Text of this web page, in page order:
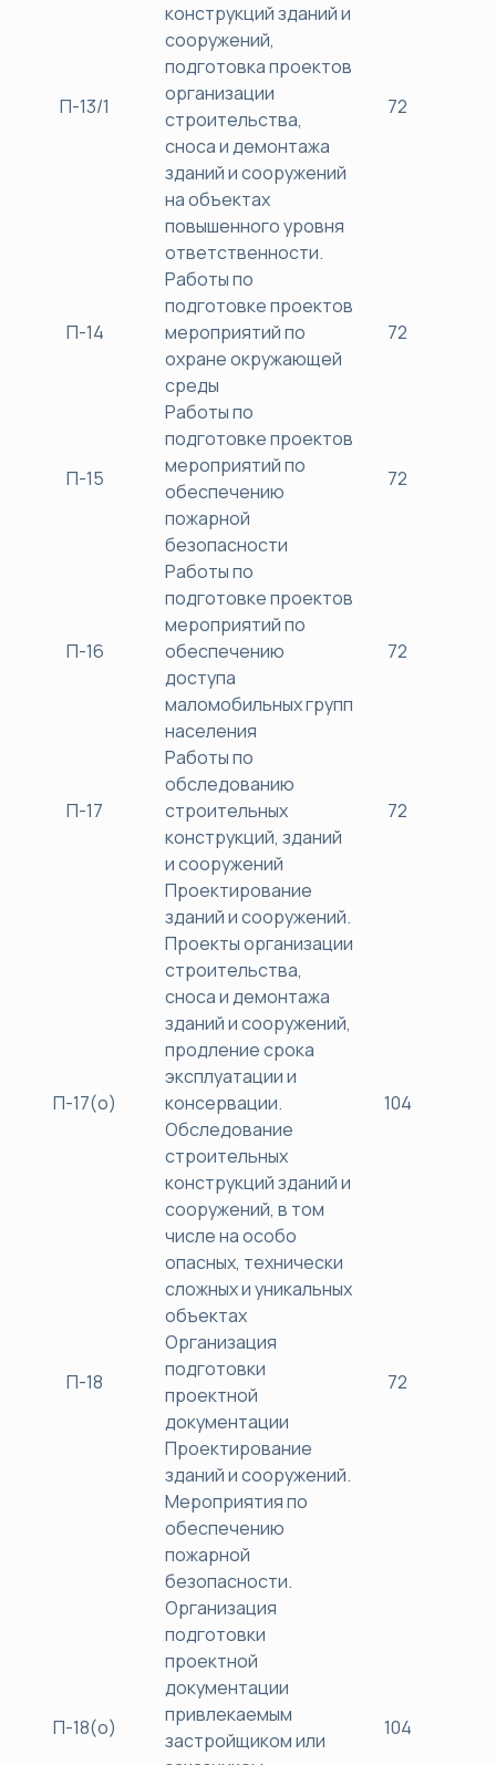
П-13/1
конструкций зданий и
сооружений,
подготовка проектов
организации
строительства,
сноса и демонтажа
зданий и сооружений
на объектах
повышенного уровня
ответственности.
72
П-14
Работы по
подготовке проектов
мероприятий по
охране окружающей
среды
72
П-15
Работы по
подготовке проектов
мероприятий по
обеспечению
пожарной
безопасности
72
П-16
Работы по
подготовке проектов
мероприятий по
обеспечению
доступа
маломобильных групп
населения
72
П-17
Работы по
обследованию
строительных
конструкций, зданий
и сооружений
72
П-17(о)
Проектирование
зданий и сооружений.
Проекты организации
строительства,
сноса и демонтажа
зданий и сооружений,
продление срока
эксплуатации и
консервации.
Обследование
строительных
конструкций зданий и
сооружений, в том
числе на особо
опасных, технически
сложных и уникальных
объектах
104
П-18
Организация
подготовки
проектной
документации
72
П-18(о)
Проектирование
зданий и сооружений.
Мероприятия по
обеспечению
пожарной
безопасности.
Организация
подготовки
проектной
документации
привлекаемым
застройщиком или
104